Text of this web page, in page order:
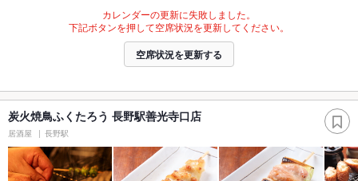
カレンダーの更新に失敗しました。
下記ボタンを押して空席状況を更新してください。
空席状況を更新する
炭火焼鳥ふくたろう 長野駅善光寺口店
居酒屋 長野駅